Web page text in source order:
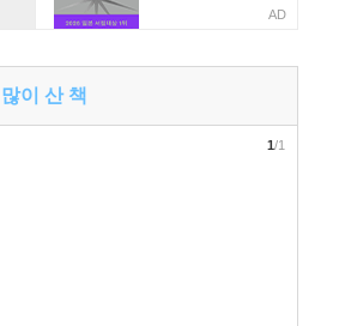
AD
많이 산 책
1/1